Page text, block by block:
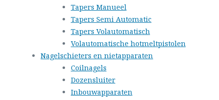
Tapers Manueel
Tapers Semi Automatic
Tapers Volautomatisch
Volautomatische hotmeltpistolen
Nagelschieters en nietapparaten
Coilnagels
Dozensluiter
Inbouwapparaten